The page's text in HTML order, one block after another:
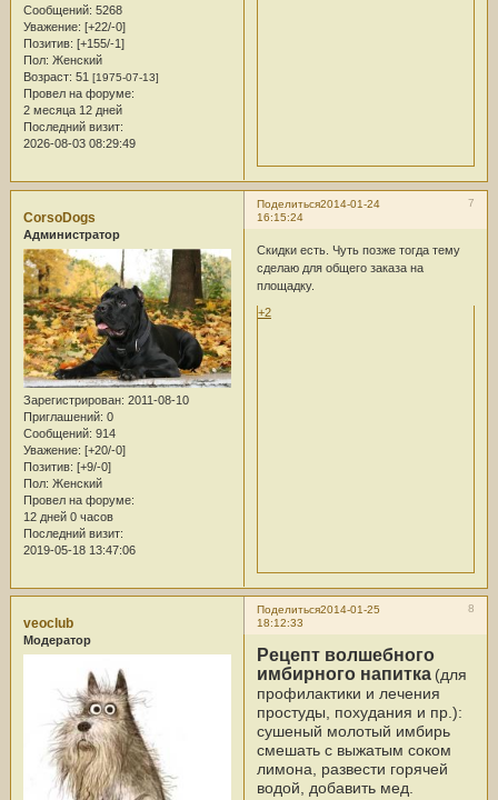
Сообщений: 5268
Уважение: [+22/-0]
Позитив: [+155/-1]
Пол: Женский
Возраст: 51 [1975-07-13]
Провел на форуме:
2 месяца 12 дней
Последний визит:
2026-08-03 08:29:49
Поделиться 7
2014-01-24
16:15:24
CorsoDogs
Администратор
Зарегистрирован: 2011-08-10
Приглашений: 0
Сообщений: 914
Уважение: [+20/-0]
Позитив: [+9/-0]
Пол: Женский
Провел на форуме:
12 дней 0 часов
Последний визит:
2019-05-18 13:47:06
Скидки есть. Чуть позже тогда тему
сделаю для общего заказа на
площадку.
+2
Поделиться 8
2014-01-25
18:12:33
veoclub
Модератор
Рецепт волшебного
имбирного напитка (для
профилактики и лечения
простуды, похудания и пр.):
сушеный молотый имбирь
смешать с выжатым соком
лимона, развести горячей
водой, добавить мед.